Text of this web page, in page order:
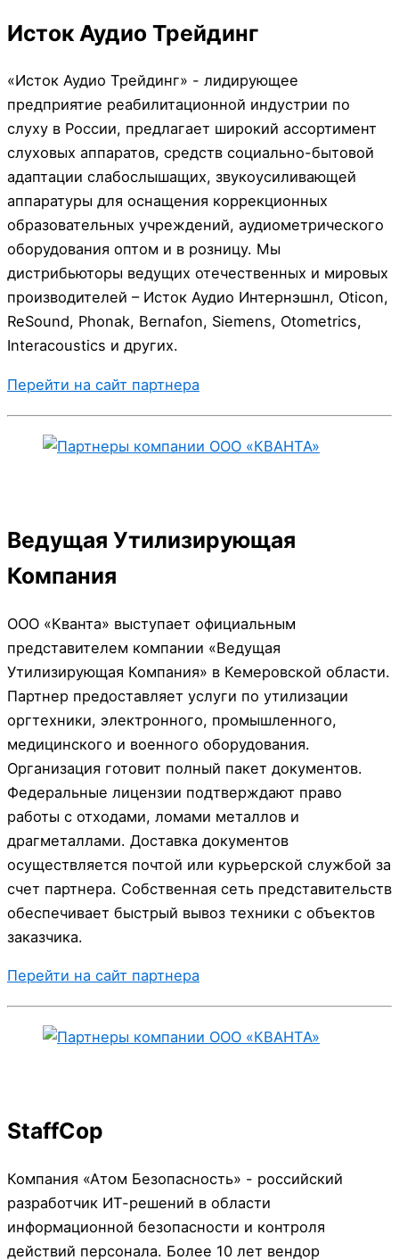
Исток Аудио Трейдинг
«Исток Аудио Трейдинг» - лидирующее
предприятие реабилитационной индустрии по
слуху в России, предлагает широкий ассортимент
слуховых аппаратов, средств социально-бытовой
адаптации слабослышащих, звукоусиливающей
аппаратуры для оснащения коррекционных
образовательных учреждений, аудиометрического
оборудования оптом и в розницу. Мы
дистрибьюторы ведущих отечественных и мировых
производителей – Исток Аудио Интернэшнл, Oticon,
ReSound, Phonak, Bernafon, Siemens, Otometrics,
Interacoustics и других.
Перейти на сайт партнера
Ведущая Утилизирующая
Компания
ООО «Кванта» выступает официальным
представителем компании «Ведущая
Утилизирующая Компания» в Кемеровской области.
Партнер предоставляет услуги по утилизации
оргтехники, электронного, промышленного,
медицинского и военного оборудования.
Организация готовит полный пакет документов.
Федеральные лицензии подтверждают право
работы с отходами, ломами металлов и
драгметаллами. Доставка документов
осуществляется почтой или курьерской службой за
счет партнера. Собственная сеть представительств
обеспечивает быстрый вывоз техники с объектов
заказчика.
Перейти на сайт партнера
StaffCop
Компания «Атом Безопасность» - российский
разработчик ИТ-решений в области
информационной безопасности и контроля
действий персонала. Более 10 лет вендор